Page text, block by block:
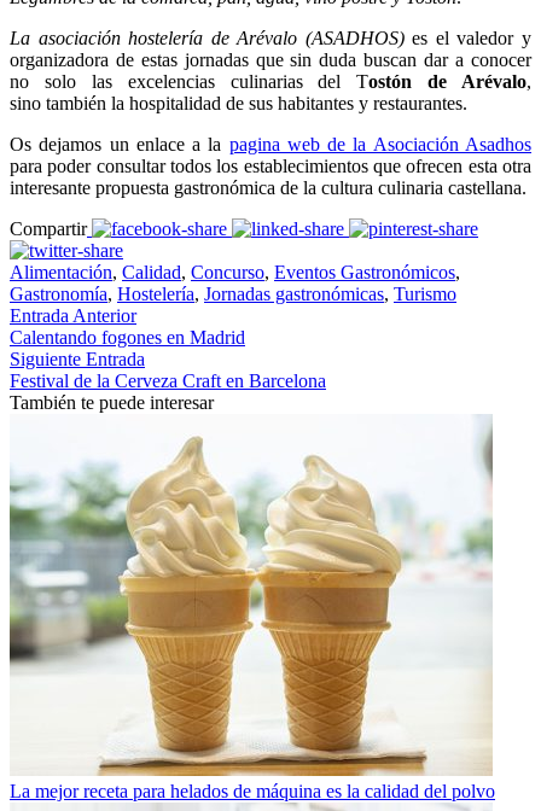
La asociación hostelería de Arévalo (ASADHOS)es el valedor y
organizadora de estas jornadas que sin duda buscan dar a conocer
no solo las excelencias culinarias del Tostón de Arévalo,
sino también la hospitalidad de sus habitantes y restaurantes.
Os dejamos un enlace a la pagina web de la Asociación Asadhos
para poder consultar todos los establecimientos que ofrecen esta otra
interesante propuesta gastronómica de la cultura culinaria castellana.
Compartir
Alimentación, Calidad, Concurso, Eventos Gastronómicos,
Gastronomía, Hostelería, Jornadas gastronómicas, Turismo
Entrada Anterior
Calentando fogones en Madrid
Siguiente Entrada
Festival de la Cerveza Craft en Barcelona
También te puede interesar
La mejor receta para helados de máquina es la calidad del polvo